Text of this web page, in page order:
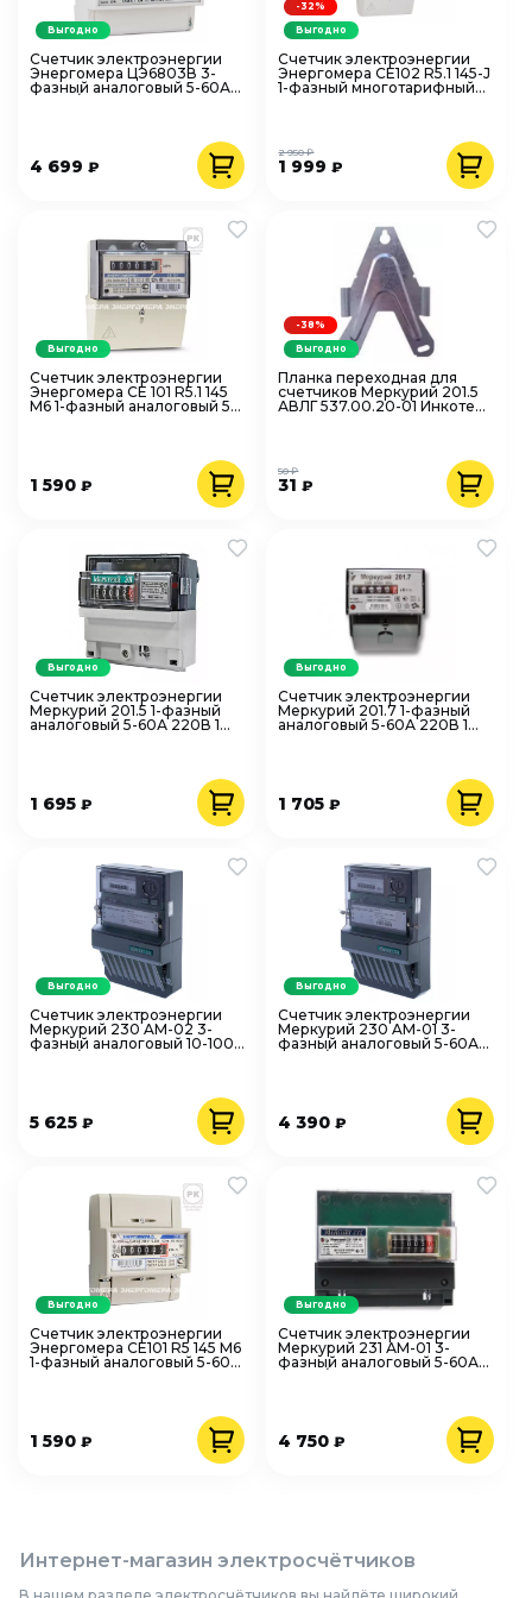
Счетчик электроэнергии
Энергомера ЦЭ6803В 3-
фазный аналоговый 5-60А
4 699 ₽
Выгодно
Счетчик электроэнергии
Энергомера CE102 R5.1 145-J
1-фазный многотарифный
1 999₽
2 950 ₽
-32%
Выгодно
Счетчик электроэнергии
Энергомера СЕ 101 R5.1 145
М6 1-фазный аналоговый 5-
1 590 ₽
Выгодно
Планка переходная для
счетчиков Меркурий 201.5
АВЛГ 537.00.20-01 Инкотекс
31₽
50 ₽
-38%
Выгодно
Счетчик электроэнергии
Меркурий 201.5 1-фазный
аналоговый 5-60А 220В 1
1 695 ₽
Выгодно
Счетчик электроэнергии
Меркурий 201.7 1-фазный
аналоговый 5-60А 220В 1
1 705₽
Выгодно
Счетчик электроэнергии
Меркурий 230 AM-02 3-
фазный аналоговый 10-100А
5 625 ₽
Выгодно
Счетчик электроэнергии
Меркурий 230 AM-01 3-
фазный аналоговый 5-60А
4 390₽
Выгодно
Счетчик электроэнергии
Энергомера CE101 R5 145 M6
1-фазный аналоговый 5-60А
1 590 ₽
Выгодно
Счетчик электроэнергии
Меркурий 231 АМ-01 3-
фазный аналоговый 5-60А
4 750₽
Выгодно
Интернет-магазин электросчётчиков